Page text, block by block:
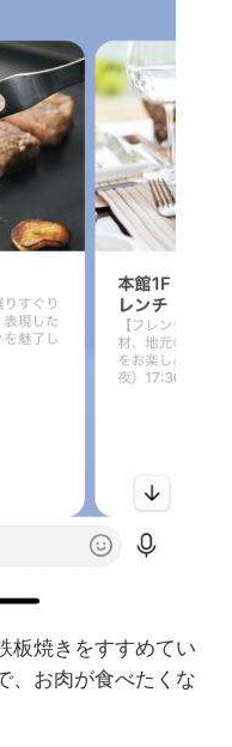
板焼きをすすめてい
、お肉が食べたくな